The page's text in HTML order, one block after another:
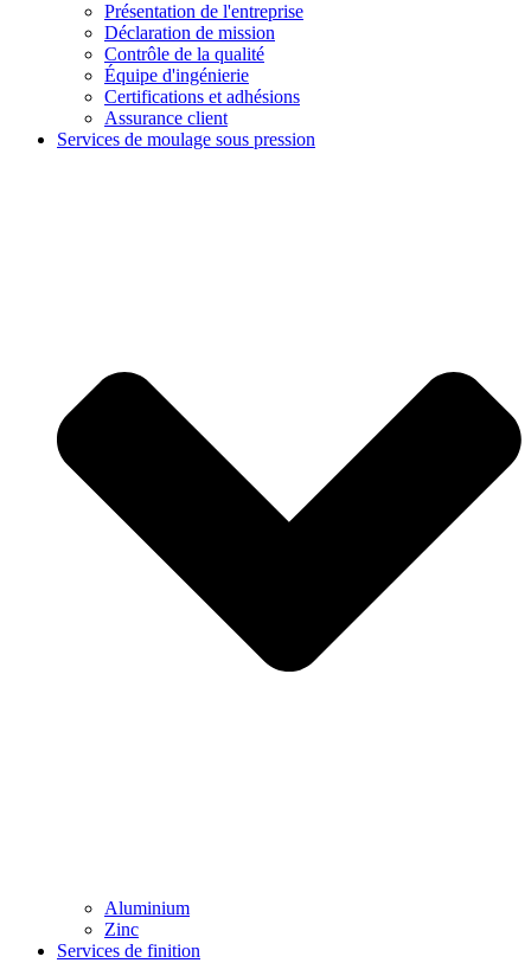
Présentation de l'entreprise
Déclaration de mission
Contrôle de la qualité
Équipe d'ingénierie
Certifications et adhésions
Assurance client
Services de moulage sous pression
Aluminium
Zinc
Services de finition